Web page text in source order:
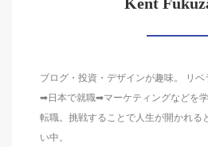
ブログ・投資・デザインが趣味。 リ
➡日本で就職➡マーケティングなどを
転職。挑戦することで人生が開かれる
い中。